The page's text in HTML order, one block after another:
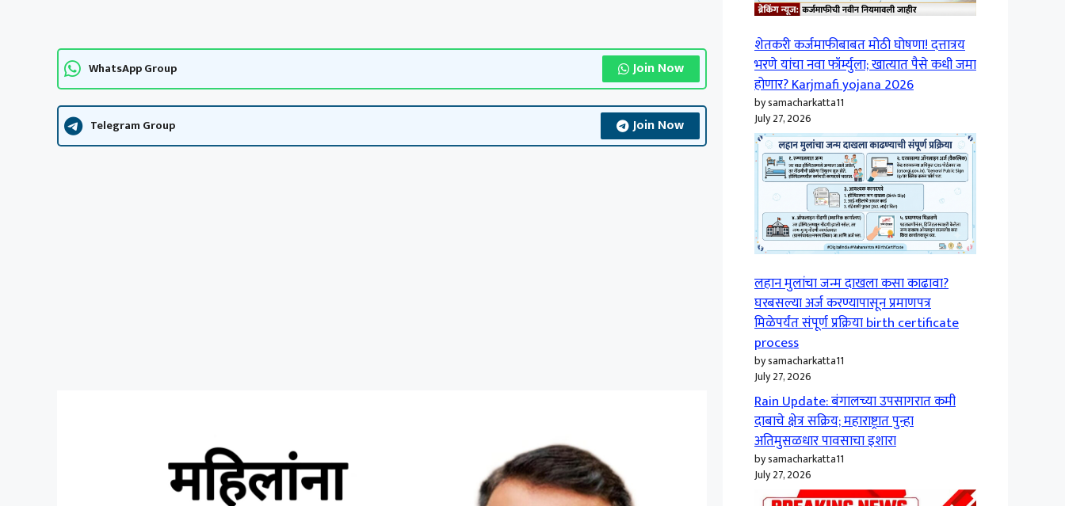
WhatsApp Group Join Now
Telegram Group Join Now
शेतकरी कर्जमाफीबाबत मोठी घोषणा! दत्तात्रय
भरणे यांचा नवा फॉर्म्युला; खात्यात पैसे कधी जमा
होणार? Karjmafi yojana 2026
by samacharkatta11
July 27, 2026
लहान मुलांचा जन्म दाखला कसा काढावा?
घरबसल्या अर्ज करण्यापासून प्रमाणपत्र
मिळेपर्यंत संपूर्ण प्रक्रिया birth certificate
process
by samacharkatta11
July 27, 2026
Rain Update: बंगालच्या उपसागरात कमी
दाबाचे क्षेत्र सक्रिय; महाराष्ट्रात पुन्हा
अतिमुसळधार पावसाचा इशारा
by samacharkatta11
July 27, 2026